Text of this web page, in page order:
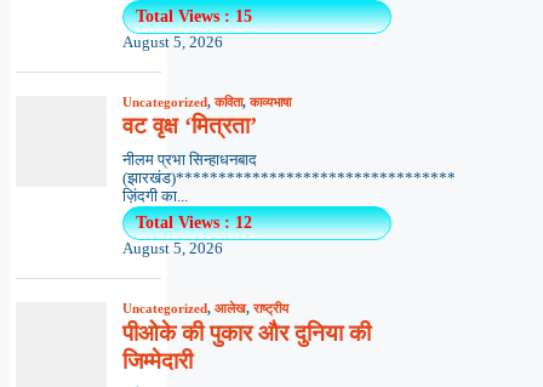
Total Views : 15
August 5, 2026
Uncategorized,कविता,काव्यभाषा
वट वृक्ष ‘मित्रता’
नीलम प्रभा सिन्हाधनबाद
(झारखंड)*********************************
ज़िंदगी का...
Total Views : 12
August 5, 2026
Uncategorized, आलेख,राष्ट्रीय
पीओके की पुकार और दुनिया की
जिम्मेदारी